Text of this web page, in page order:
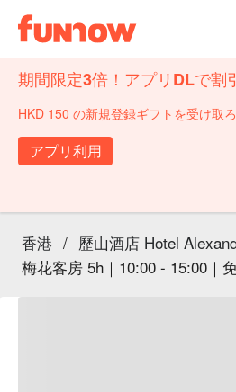
期間限定3倍！アプリDLで割
HKD 150 の新規登録ギフトを受け取ろ
アプリ利用
香港 / 歷山酒店 Hotel
梅花客房 5h｜10:00 - 15:00｜